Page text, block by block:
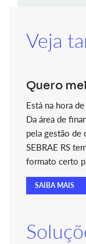
Veja
Quero
Está na hora
Da área de
pela gestão de
SEBRAE RS
formato certo
SAIBA MAIS